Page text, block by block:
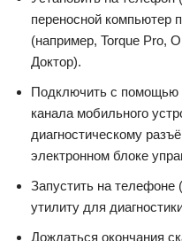
переносной компьютер
(например, Torque Pro,
Доктор).
Подключить с помощью
канала мобильного
диагностическому
электронном блоке
Запустить на
утилиту для
Дождаться окончания